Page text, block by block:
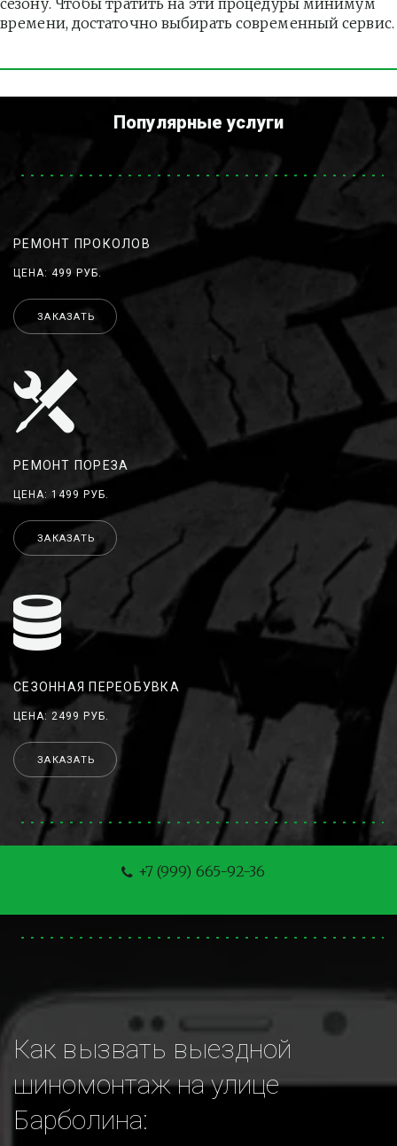
сезону. Чтобы тратить на эти процедуры минимум
времени, достаточно выбирать современный сервис.
Популярные услуги
РЕМОНТ ПРОКОЛОВ
ЦЕНА: 499 РУБ.
ЗАКАЗАТЬ
РЕМОНТ ПОРЕЗА
ЦЕНА: 1499 РУБ.
ЗАКАЗАТЬ
СЕЗОННАЯ ПЕРЕОБУВКА
ЦЕНА: 2499 РУБ.
ЗАКАЗАТЬ
+7 (999) 665-92-36
Как вызвать выездной
шиномонтаж на улице
Барболина: